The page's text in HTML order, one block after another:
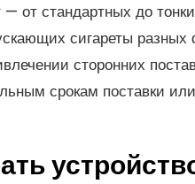
от стандартных до
сигареты
сторонних
срокам поставки